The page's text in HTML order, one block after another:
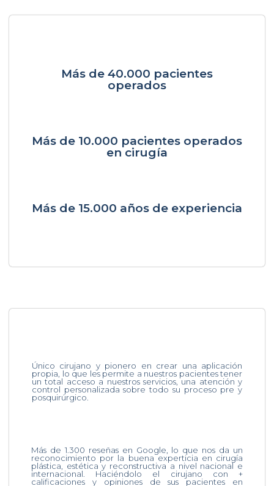
Más de 40.000 pacientes
operados
Más de 10.000 pacientes operados
en cirugía
Más de 15.000 años de experiencia
Único cirujano y pionero en crear una aplicación
propia, lo que les permite a nuestros pacientes tener
un total acceso a nuestros servicios, una atención y
control personalizada sobre todo su proceso pre y
posquirúrgico.
Más de 1.300 reseñas en Google, lo que nos da un
reconocimiento por la buena experticia en cirugía
plástica, estética y reconstructiva a nivel nacional e
internacional. Haciéndolo el cirujano con +
calificaciones y opiniones de sus pacientes en